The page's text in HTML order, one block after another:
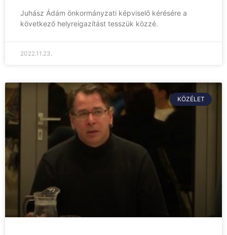
Juhász Ádám önkormányzati képviselő kérésére a
következő helyreigazítást tesszük közzé.
2022.11.23.
KÖZÉLET